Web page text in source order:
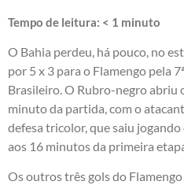
Tempo de leitura: < 1 minuto
O Bahia perdeu, há pouco, no
por 5 x 3 para o Flamengo pela
Brasileiro. O Rubro-negro abriu
minuto da partida, com o
defesa tricolor, que saiu
aos 16 minutos da primeira
Os outros três gols do